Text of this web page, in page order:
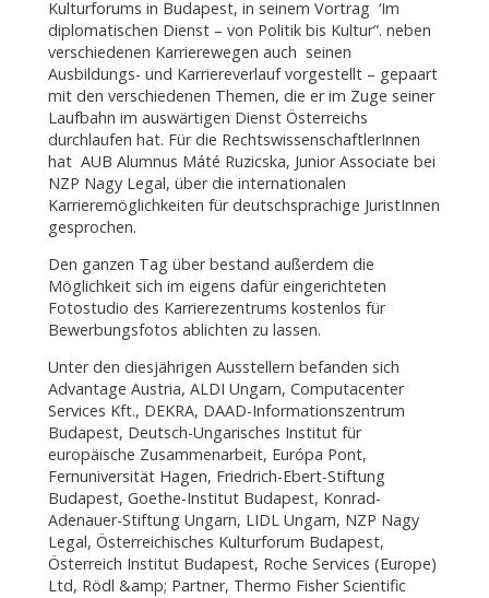
Kulturforums in Budapest, in seinem Vortrag ‘Im
diplomatischen Dienst – von Politik bis Kultur”. neben
verschiedenen Karrierewegen auch seinen
Ausbildungs- und Karriereverlauf vorgestellt – gepaart
mit den verschiedenen Themen, die er im Zuge seiner
Laufbahn im auswärtigen Dienst Österreichs
durchlaufen hat. Für die RechtswissenschaftlerInnen
hat AUB Alumnus Máté Ruzicska, Junior Associate bei
NZP Nagy Legal, über die internationalen
Karrieremöglichkeiten für deutschsprachige JuristInnen
gesprochen.
Den ganzen Tag über bestand außerdem die
Möglichkeit sich im eigens dafür eingerichteten
Fotostudio des Karrierezentrums kostenlos für
Bewerbungsfotos ablichten zu lassen.
Unter den diesjährigen Ausstellern befanden sich
Advantage Austria, ALDI Ungarn, Computacenter
Services Kft., DEKRA, DAAD-Informationszentrum
Budapest, Deutsch-Ungarisches Institut für
europäische Zusammenarbeit, Európa Pont,
Fernuniversität Hagen, Friedrich-Ebert-Stiftung
Budapest, Goethe-Institut Budapest, Konrad-
Adenauer-Stiftung Ungarn, LIDL Ungarn, NZP Nagy
Legal, Österreichisches Kulturforum Budapest,
Österreich Institut Budapest, Roche Services (Europe)
Ltd, Rödl &amp; Partner, Thermo Fisher Scientific